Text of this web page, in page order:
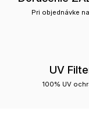
Pri objednávke
UV
100% UV